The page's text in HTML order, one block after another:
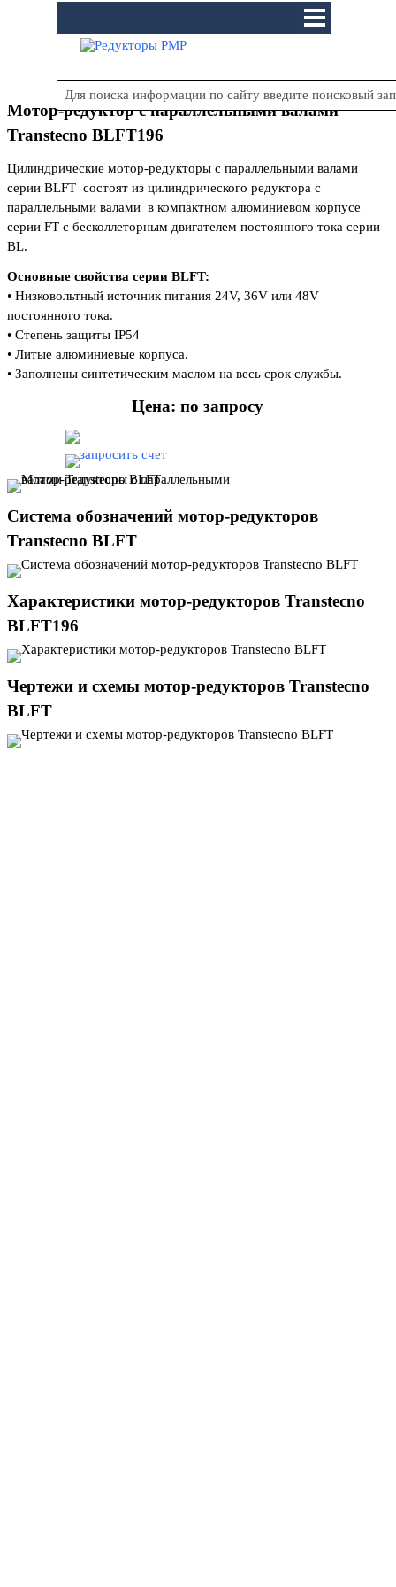
Перейти к контенту
Мотор-редуктор с параллельными валами
Transtecno BLFT196
Цилиндрические мотор-редукторы c параллельными валами
серии BLFT состоят из цилиндрического редуктора с
параллельными валами в компактном алюминиевом корпусе
серии FT с бесколлеторным двигателем постоянного тока серии
BL.
Основные свойства серии BLFT:
• Низковольтный источник питания 24V, 36V или 48V
постоянного тока.
• Степень защиты IP54
• Литые алюминиевые корпуса.
• Заполнены синтетическим маслом на весь срок службы.
Цена: по запросу
Система обозначений мотор-редукторов
Transtecno BLFT
Характеристики мотор-редукторов Transtecno
BLFT196
Чертежи и схемы мотор-редукторов Transtecno
BLFT